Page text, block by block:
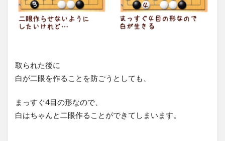
取られた後に
白が二眼を作ることを防ごうとしても、
まっすぐ4目の形なので、
白はちゃんと二眼作ることができてしまいます。